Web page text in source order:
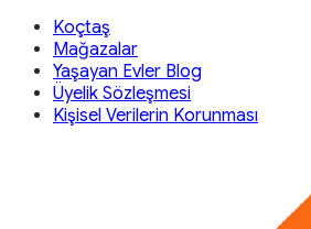
Koçtaş
Mağazalar
Yaşayan Evler Blog
Üyelik Sözleşmesi
Kişisel Verilerin Korunması